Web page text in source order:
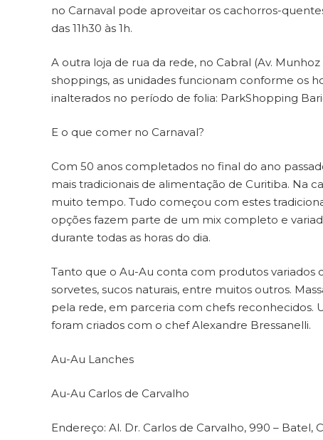
no Carnaval pode aproveitar os cachorros-
das 11h30 às 1h.
A outra loja de rua da rede, no Cabral (Av.
shoppings, as unidades funcionam conforme os
inalterados no período de folia: ParkShopping
E o que comer no Carnaval?
Com 50 anos completados no final do ano
mais tradicionais de alimentação de Curitiba. Na
muito tempo. Tudo começou com estes
opções fazem parte de um mix completo e
durante todas as horas do dia.
Tanto que o Au-Au conta com produtos variados
sorvetes, sucos naturais, entre muitos outros.
pela rede, em parceria com chefs reconhecidos.
foram criados com o chef Alexandre Bressanelli.
Au-Au Lanches
Au-Au Carlos de Carvalho
Endereço: Al. Dr. Carlos de Carvalho, 990 – Batel,